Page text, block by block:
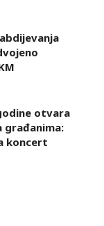
otvara
građanima:
koncert